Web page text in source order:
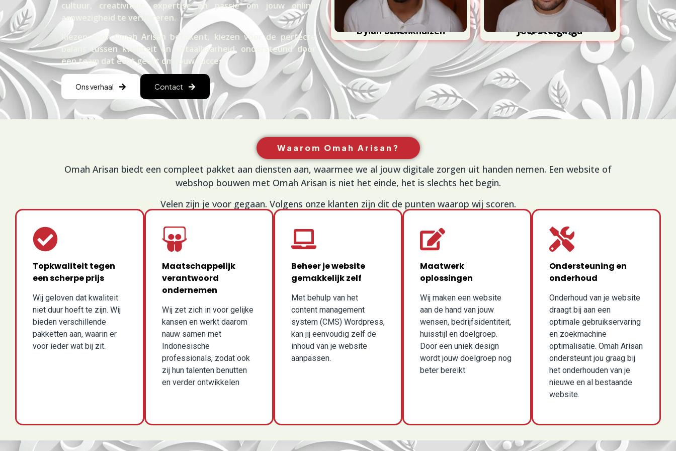
cultuur, creativiteit, expertise en passie om jouw online
aanwezigheid te verbeteren.
Kiezen voor Omah Arisan betekent, kiezen voor de perfecte
balans tussen kwaliteit en betaalbaarheid, ondersteund door
een team dat echt geeft om jouw succes.
Ons verhaal Contact
Dylan Schenkhuizen
Founder Joël Steiginga
Project Manager
Waarom Omah Arisan?
Omah Arisan biedt een compleet pakket aan diensten aan, waarmee we al jouw digitale zorgen uit handen nemen. Een website of
webshop bouwen met Omah Arisan is niet het einde, het is slechts het begin.
Velen zijn je voor gegaan. Volgens onze klanten zijn dit de punten waarop wij scoren.
Topkwaliteit tegen
een scherpe prijs
Wij geloven dat kwaliteit
niet duur hoeft te zijn. Wij
bieden verschillende
pakketten aan, waarin er
voor ieder wat bij zit.
Maatschappelijk
verantwoord
ondernemen
Wij zet zich in voor gelijke
kansen en werkt daarom
nauw samen met
Indonesische
professionals, zodat ook
zij hun talenten benutten
en verder ontwikkelen
Beheer je website
gemakkelijk zelf
Met behulp van het
content management
system (CMS) Wordpress,
kan jij eenvoudig zelf de
inhoud van je website
aanpassen.
Maatwerk
oplossingen
Wij maken een website
aan de hand van jouw
wensen, bedrijfsidentiteit,
huisstijl en doelgroep.
Door een uniek design
wordt jouw doelgroep nog
beter bereikt.
Ondersteuning en
onderhoud
Onderhoud van je website
draagt bij aan een
optimale gebruikservaring
en zoekmachine
optimalisatie. Omah Arisan
ondersteunt jou graag bij
het onderhouden van je
nieuwe en al bestaande
website.